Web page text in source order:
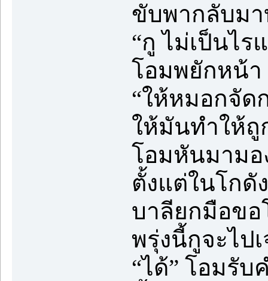
ขับพากลับม
“กู ไม่เป็นไร
โอมพยักหน้า
“ให้หมอกจัด
ให้มันทำให้ถู
โอมหันมามอ
ตั้งแต่ในโกดั
บาลียกมือขอ
พรุ่งนี้กูจะไป
“ได้” โอมรั